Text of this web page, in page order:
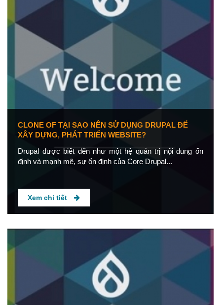
CLONE OF TẠI SAO NÊN SỬ DỤNG DRUPAL ĐỂ
XÂY DỰNG, PHÁT TRIỂN WEBSITE?
Drupal được biết đến như một hệ quản trị nội dung ổn
định và mạnh mẽ, sự ổn định của Core Drupal...
Xem chi tiết